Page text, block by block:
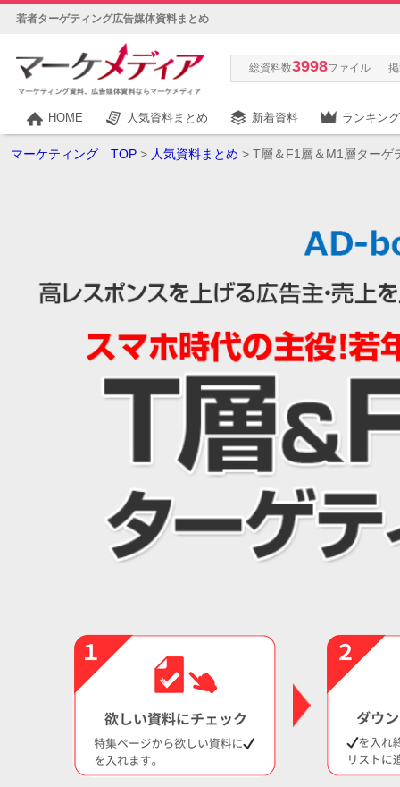
若者ターゲティング広告媒体資料まとめ
総資料数3998ファイル
HOME 人気資料まとめ 新着資料 ランキング
マーケティング TOP > 人気資料まとめ > T層＆F1層＆M1層ターゲ